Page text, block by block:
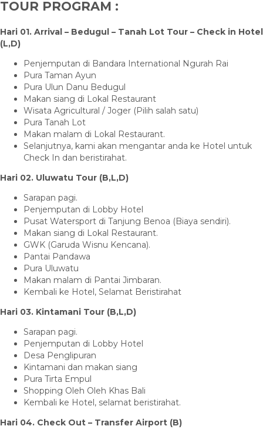
TOUR PROGRAM :
Hari 01. Arrival – Bedugul – Tanah Lot Tour – Check in Hotel
(L,D)
Penjemputan di Bandara International Ngurah Rai
Pura Taman Ayun
Pura Ulun Danu Bedugul
Makan siang di Lokal Restaurant
Wisata Agricultural / Joger (Pilih salah satu)
Pura Tanah Lot
Makan malam di Lokal Restaurant.
Selanjutnya, kami akan mengantar anda ke Hotel untuk
Check In dan beristirahat.
Hari 02. Uluwatu Tour (B,L,D)
Sarapan pagi.
Penjemputan di Lobby Hotel
Pusat Watersport di Tanjung Benoa (Biaya sendiri).
Makan siang di Lokal Restaurant.
GWK (Garuda Wisnu Kencana).
Pantai Pandawa
Pura Uluwatu
Makan malam di Pantai Jimbaran.
Kembali ke Hotel, Selamat Beristirahat
Hari 03. Kintamani Tour (B,L,D)
Sarapan pagi.
Penjemputan di Lobby Hotel
Desa Penglipuran
Kintamani dan makan siang
Pura Tirta Empul
Shopping Oleh Oleh Khas Bali
Kembali ke Hotel, selamat beristirahat.
Hari 04. Check Out – Transfer Airport (B)